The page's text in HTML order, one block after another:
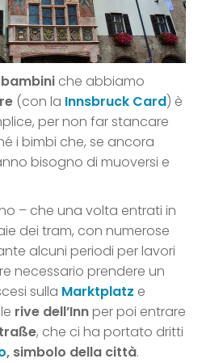
che abbiamo
(con la Innsbruck Card) è
per non far stancare
i bimbi che, se ancora
bisogno di muoversi e
– che una volta entrati in
dei tram, con numerose
alcuni periodi per lavori
necessario prendere un
sulla Marktplatz e
rive dell’Innper poi entrare
, che ci ha portato dritti
, simbolo della città.